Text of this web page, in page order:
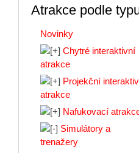
Atrakce podle
Novinky
Chytré interaktivní
atrakce
Projekční
atrakce
Nafukovací
Simulátory a
trenažery